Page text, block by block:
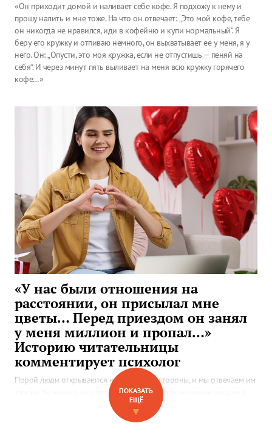
«Он приходит домой и наливает себе кофе. Я подхожу к нему и
прошу налить и мне тоже. На что он отвечает: „Это мой кофе, тебе
он никогда не нравился, иди в кофейню и купи нормальный“. Я
беру его кружку и отпиваю немного, он выхватывает ее у меня, я у
него. Он: „Опусти, это моя кружка, если не отпустишь — пеняй на
себя“. И через минут пять выливает на меня всю кружку горячего
кофе…»
«У нас были отношения на
расстоянии, он присылал мне
цветы… Перед приездом он занял
у меня миллион и пропал…»
Историю читательницы
комментирует психолог
Порой люди открываются нам с лучшей стороны, и мы отвечаем им
тем же. Но можно ли слепо доверять «знакомым незнакомцам» в
интернете? Нам прислали почти детективную историю — и мы с
психологом прокомментировали ее.
ПОКАЗАТЬ
ЕЩЁ
▼